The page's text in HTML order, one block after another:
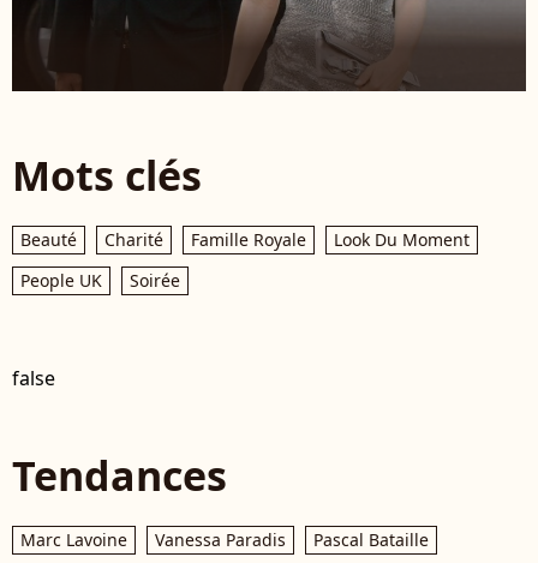
Mots clés
Beauté Charité Famille Royale
Look Du Moment
People UK
Soirée
false
Tendances
Marc Lavoine Vanessa Paradis Pascal Bataille